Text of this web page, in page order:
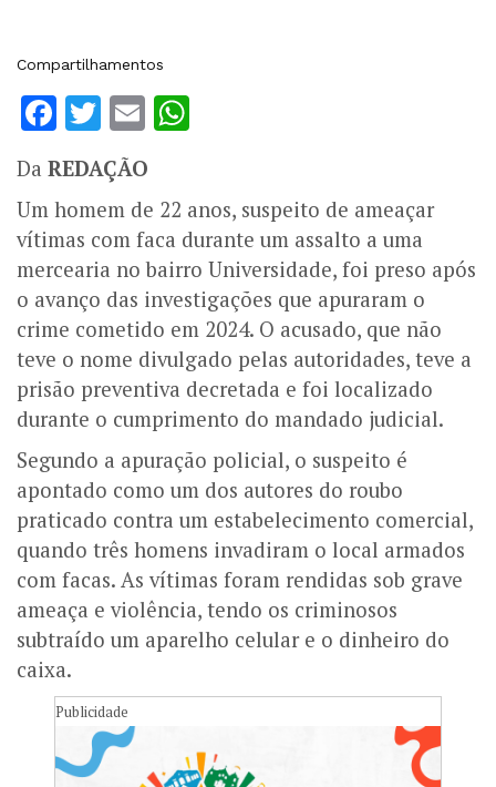
Compartilhamentos
Facebook
Twitter
Email
Da REDAÇÃO
Um homem de 22 anos, suspeito de ameaçar
vítimas com faca durante um assalto a uma
mercearia no bairro Universidade, foi preso após
o avanço das investigações que apuraram o
crime cometido em 2024. O acusado, que não
teve o nome divulgado pelas autoridades, teve a
prisão preventiva decretada e foi localizado
durante o cumprimento do mandado judicial.
Segundo a apuração policial, o suspeito é
apontado como um dos autores do roubo
praticado contra um estabelecimento comercial,
quando três homens invadiram o local armados
com facas. As vítimas foram rendidas sob grave
ameaça e violência, tendo os criminosos
subtraído um aparelho celular e o dinheiro do
caixa.
Publicidade